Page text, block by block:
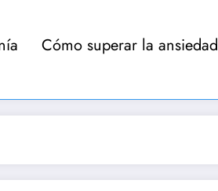
Cómo superar la ansiedad